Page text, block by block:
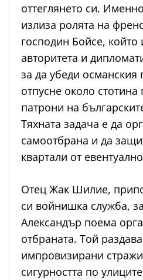
оттеглянето си.
излиза ролята на
господин Бойсе, който
авторитета и
за да убеди османския
отпусне около
патрони на
Тяхната задача е да
самоотбрана и да
квартали от
Отец Жак Шилие,
си войнишка служба,
Александър поема
отбраната. Той
импровизирани
сигурността по